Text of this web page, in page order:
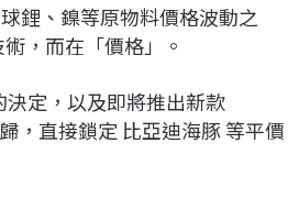
鋰、鎳等原物料價格波動之
，而在「價格」。
決定，以及即將推出新款
，直接鎖定 比亞迪海豚 等平價